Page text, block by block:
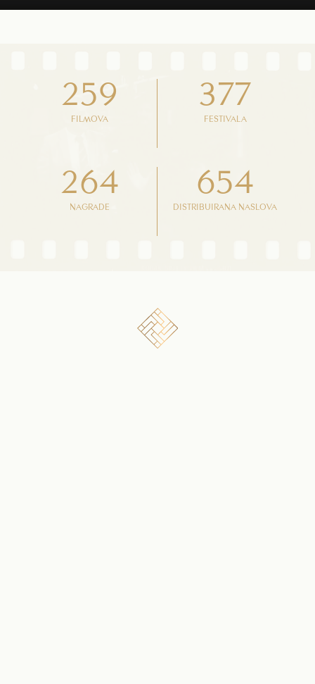
259
FILMOVA
377
FESTIVALA
264
NAGRADE
654
DISTRIBUIRANA NASLOVA